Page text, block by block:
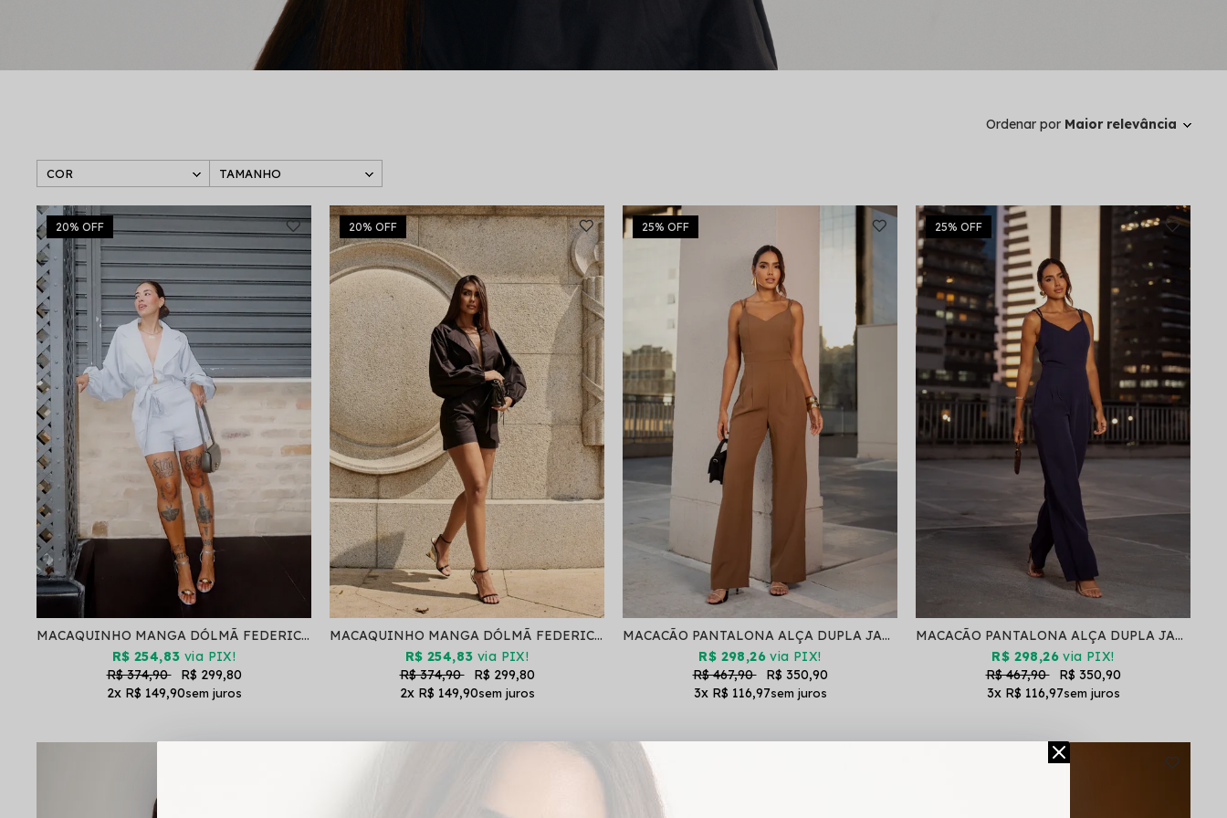
Ordenar por Maior relevância
COR TAMANHO
20% OFF
MACAQUINHO MANGA DÓLMÃ FEDERICA CINZA CLARO
R$ 254,83 via PIX!
R$ 374,90
R$ 299,80
2x R$ 149,90
20% OFF
MACAQUINHO MANGA DÓLMÃ FEDERICA PRETO
R$ 254,83 via PIX!
R$ 374,90
R$ 299,80
2x R$ 149,90
25% OFF
MACACÃO PANTALONA ALÇA DUPLA JAQUE CHOCOLATTE
R$ 298,26 via PIX!
R$ 467,90
R$ 350,90
3x R$ 116,97
25% OFF
MACACÃO PANTALONA ALÇA DUPLA JAQUE BLUEBERRY
R$ 298,26 via PIX!
R$ 467,90
R$ 350,90
3x R$ 116,97